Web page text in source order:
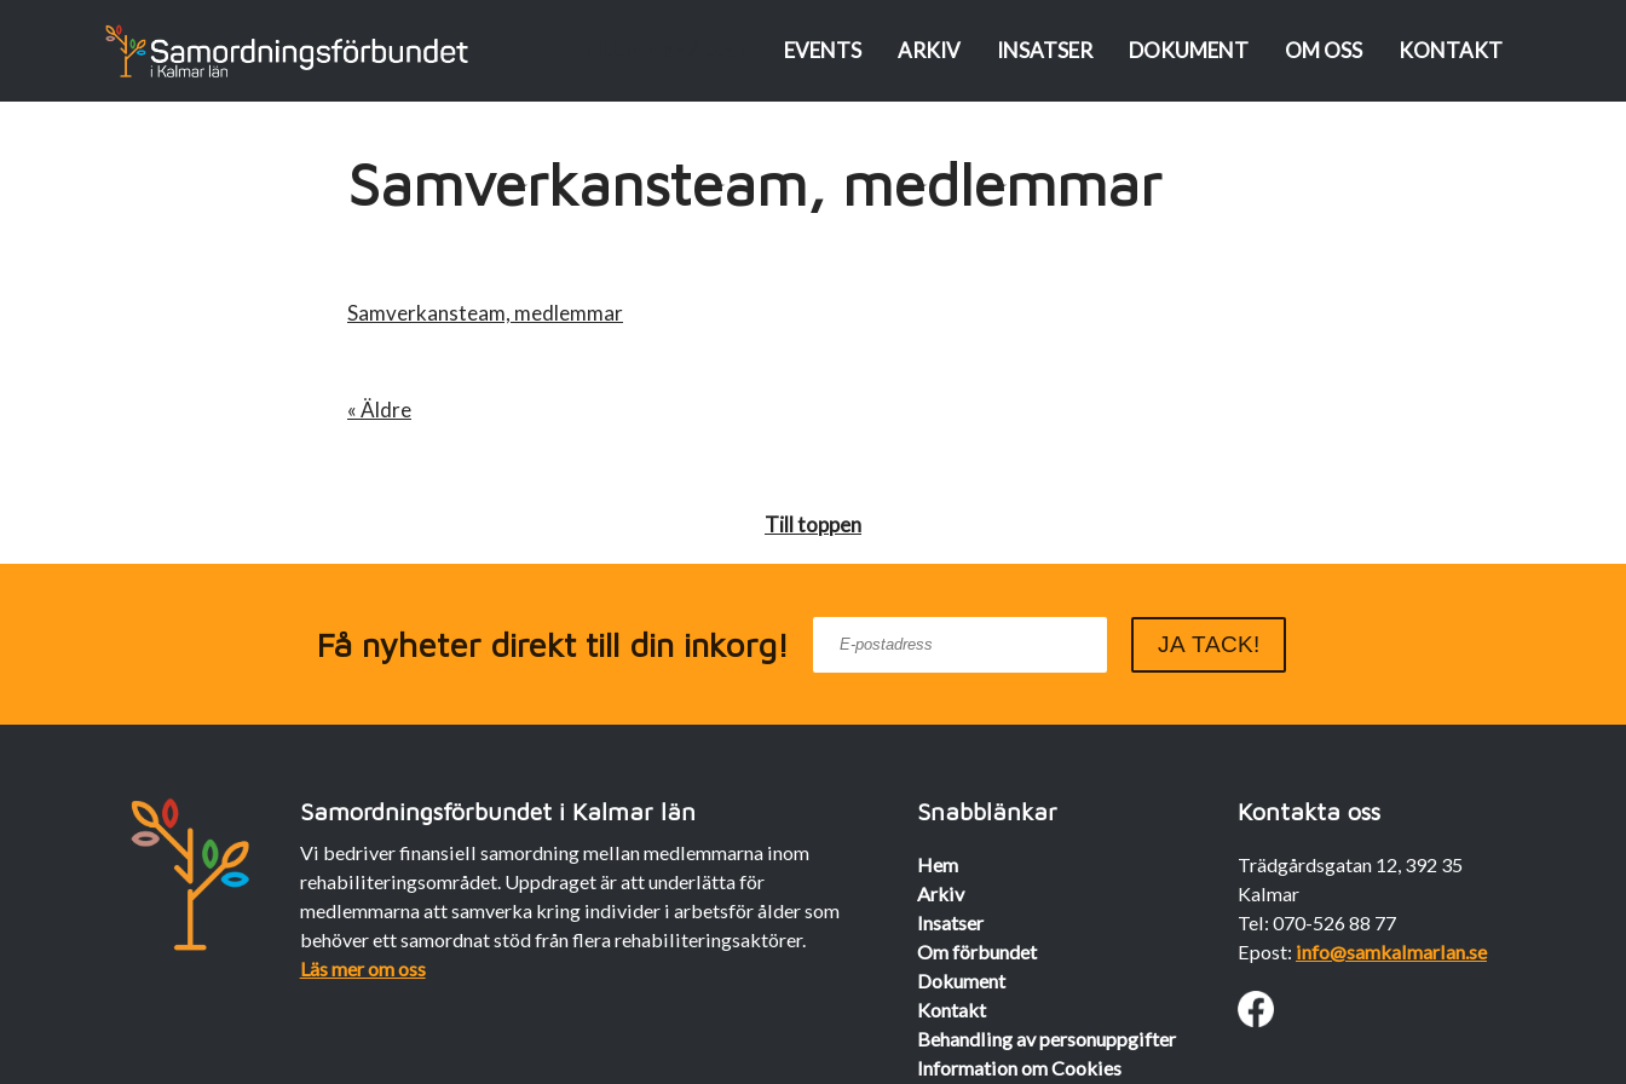
EVENTS ARKIV INSATSER DOKUMENT OM OSS KONTAKT
Samverkansteam, medlemmar
Samverkansteam, medlemmar
« Äldre
Till toppen
Få nyheter direkt till din inkorg!
Samordningsförbundet i Kalmar län
Vi bedriver finansiell samordning mellan medlemmarna inom
rehabiliteringsområdet. Uppdraget är att underlätta för
medlemmarna att samverka kring individer i arbetsför ålder som
behöver ett samordnat stöd från flera rehabiliteringsaktörer.
Läs mer om oss
Snabblänkar
Hem
Arkiv
Insatser
Om förbundet
Dokument
Kontakt
Behandling av personuppgifter
Information om Cookies
Kontakta oss
Trädgårdsgatan 12, 392 35
Kalmar
Tel: 070-526 88 77
Epost: info@samkalmarlan.se